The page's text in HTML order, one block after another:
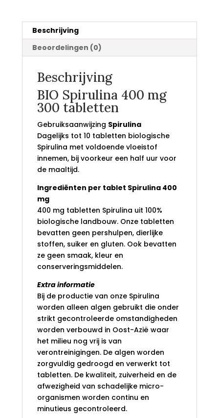
Beschrijving
Beoordelingen (0)
Beschrijving
BIO Spirulina 400 mg
300 tabletten
Gebruiksaanwijzing Spirulina
Dagelijks tot 10 tabletten biologische
Spirulina met voldoende vloeistof
innemen, bij voorkeur een half uur voor
de maaltijd.
Ingrediënten per tablet Spirulina 400
mg
400 mg tabletten Spirulina uit 100%
biologische landbouw. Onze tabletten
bevatten geen pershulpen, dierlijke
stoffen, suiker en gluten. Ook bevatten
ze geen smaak, kleur en
conserveringsmiddelen.
Extra informatie
Bij de productie van onze Spirulina
worden alleen algen gebruikt die onder
strikt gecontroleerde omstandigheden
worden verbouwd in Oost-Azië waar
het milieu nog vrij is van
verontreinigingen. De algen worden
zorgvuldig gedroogd en verwerkt tot
tabletten. De kwaliteit, zuiverheid en de
afwezigheid van schadelijke micro-
organismen worden continu en
minutieus gecontroleerd.